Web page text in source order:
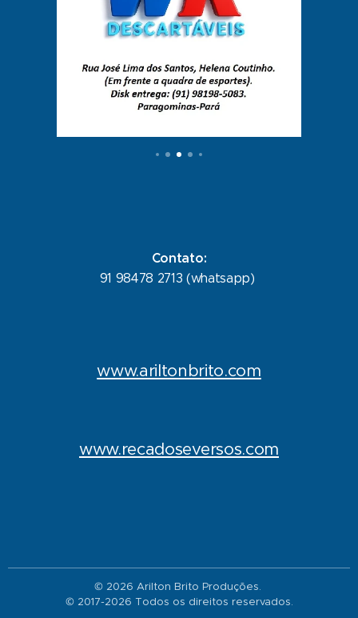
Contato:
91 98478 2713 (whatsapp)
www.ariltonbrito.com
www.recadoseversos.com
© 2026 Arilton Brito Produções.
© 2017-2026 Todos os direitos reservados.